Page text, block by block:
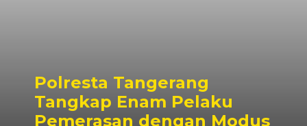
Polresta Tangerang
Tangkap Enam Pelaku
Pemerasan dengan Modus